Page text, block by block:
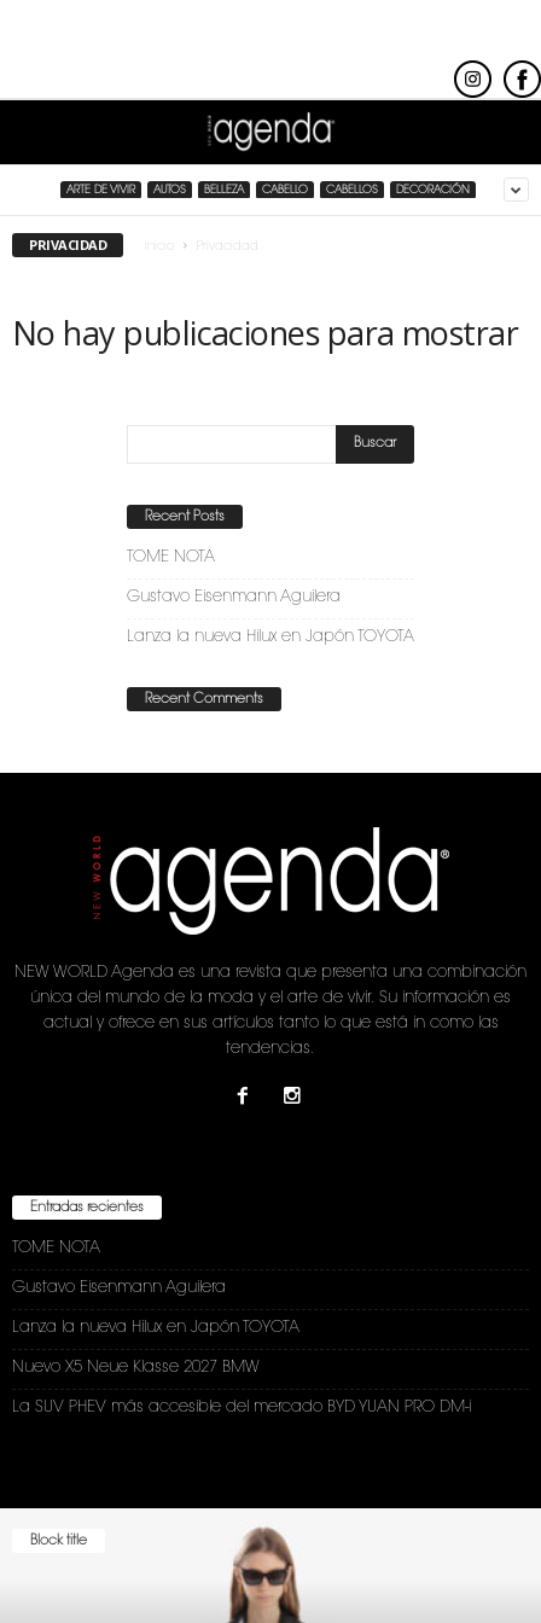
ARTE DE VIVIR AUTOS BELLEZA CABELLO CABELLOS DECORACIÓN
PRIVACIDAD Privacidad
No hay publicaciones para mostrar
Recent Posts
TOME NOTA
Gustavo Eisenmann Aguilera
Lanza la nueva Hilux en Japón TOYOTA
Recent Comments
NEW WORLD Agenda es una revista que presenta una combinación
única del mundo de la moda y el arte de vivir. Su información es
actual y ofrece en sus artículos tanto lo que está in como las
tendencias.
Entradas recientes
TOME NOTA
Gustavo Eisenmann Aguilera
Lanza la nueva Hilux en Japón TOYOTA
Nuevo X5 Neue Klasse 2027 BMW
La SUV PHEV más accesible del mercado BYD YUAN PRO DM-i
Block title